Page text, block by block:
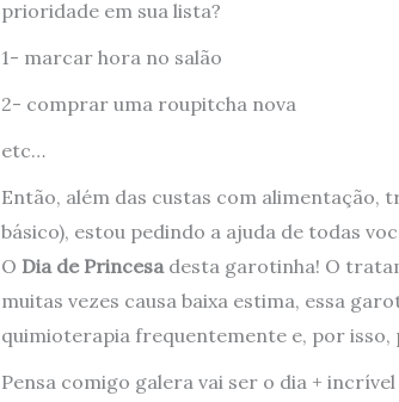
prioridade em sua lista?
1- marcar hora no salão
2- comprar uma roupitcha nova
etc…
Então, além das custas com alimentação,
básico), estou pedindo a ajuda de todas
O Dia de Princesadesta garotinha! O
muitas vezes causa baixa estima, essa
quimioterapia frequentemente e, por isso,
Pensa comigo galera vai ser o dia +